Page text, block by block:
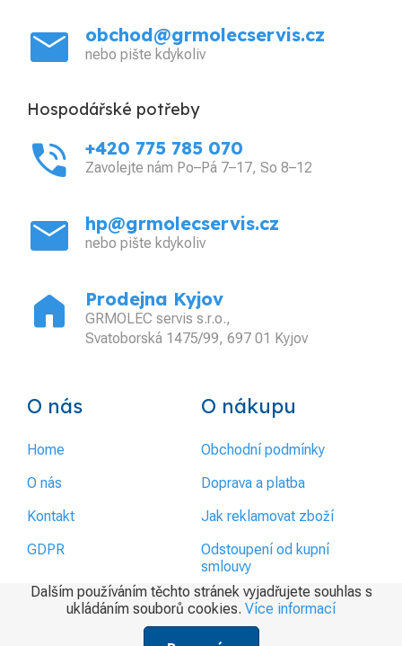
mail obchod@grmolecservis.cz
nebo pište kdykoliv
Hospodářské potřeby
phone_in_talk +420 775 785 070
Zavolejte nám Po–Pá 7–17, So 8–12
mail hp@grmolecservis.cz
nebo pište kdykoliv
home Prodejna Kyjov
GRMOLEC servis s.r.o.,
Svatoborská 1475/99, 697 01 Kyjov
O nás
Home
O nás
Kontakt
GDPR
O nákupu
Obchodní podmínky
Doprava a platba
Jak reklamovat zboží
Odstoupení od kupní
smlouvy
Dalším používáním těchto stránek vyjadřujete souhlas s
ukládáním souborů cookies. Více informací